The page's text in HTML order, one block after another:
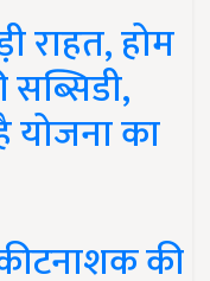
राहत, होम
योजना का
की